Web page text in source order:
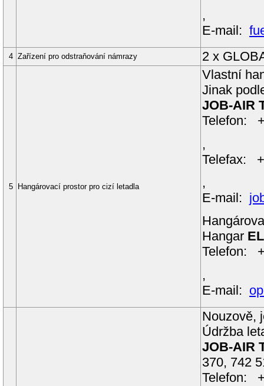
,
E-mail:
4 Zařízení pro odstraňování námrazy 2 x
5 Hangárovací prostor pro cizí letadla
Vlastní
Jinak
JOB-AIR
Telefon:
,
Telefax:
,
E-mail:
Hangar
Telefon:
,
E-mail:
Nouzově,
Údržba
JOB-AIR
370, 742
Telefon: